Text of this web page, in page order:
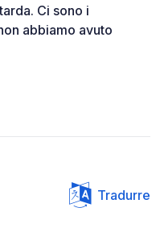
Ci sono i
abbiamo avuto
Tradurre